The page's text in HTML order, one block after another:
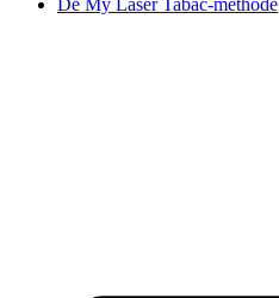
De My Laser Tabac-methode